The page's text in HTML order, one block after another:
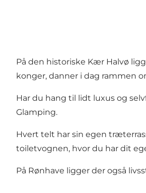
På den historiske Kær Halvø
konger, danner i dag rammen
Har du hang til lidt luxus og
Glamping.
Hvert telt har sin egen
toiletvognen, hvor du har dit
På Rønhave ligger der også